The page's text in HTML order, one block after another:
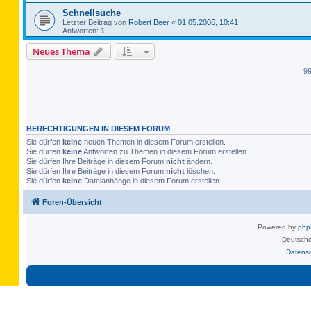
Schnellsuche
Letzter Beitrag von Robert Beer « 01.05.2006, 10:41
Antworten: 1
Neues Thema
BERECHTIGUNGEN IN DIESEM FORUM
Sie dürfen keine neuen Themen in diesem Forum erstellen.
Sie dürfen keineAntworten zu Themen in diesem Forum erstellen.
Sie dürfen Ihre Beiträge in diesem Forum nicht ändern.
Sie dürfen Ihre Beiträge in diesem Forum nicht löschen.
Sie dürfen keine Dateianhänge in diesem Forum erstellen.
Foren-Übersicht
Powered by